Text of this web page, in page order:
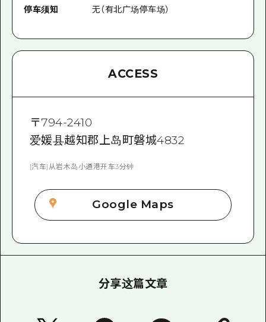
停车须知 无（有北广场停车场）
ACCESS
〒794-2410
爱媛县越知郡上岛町磐城4832
[汽车]从岩木岛小通港开车3分钟
Google Maps
分享这篇文章